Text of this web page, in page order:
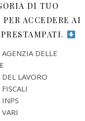
DI TUO
ACCEDERE AI
DELLE
LAVORO